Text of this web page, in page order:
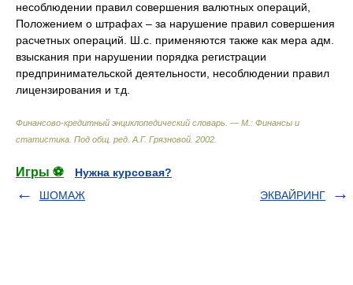
несоблюдении правил совершения валютных операций,
Положением о штрафах – за нарушение правил совершения
расчетных операций. Ш.с. применяются также как мера адм.
взыскания при нарушении порядка регистрации
предпринимательской деятельности, несоблюдении правил
лицензирования и т.д.
Финансово-кредитный энциклопедический словарь. — М.: Финансы и
статистика Под общ. ред. А.Г. Грязновой 2002
Игры ⚽
Нужна курсовая?
ШОМАЖ
ЭКВАЙРИНГ